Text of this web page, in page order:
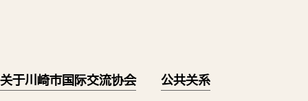
关于川崎市国际交流协会 公共关系